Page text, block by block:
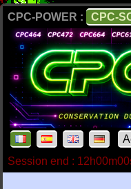
CPC-POWER : CPC-
Session end :